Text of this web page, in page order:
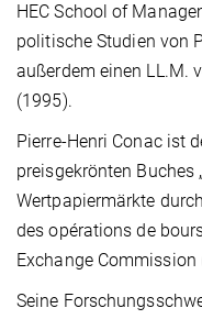
HEC School of
politische Studien von
außerdem einen LL.M.
(1995).
Pierre-Henri Conac ist
preisgekrönten Buches
Wertpapiermärkte
des opérations de
Exchange Commission
Seine